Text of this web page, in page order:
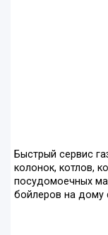
Быстрый сервис
колонок, котлов,
посудомоечных
бойлеров на дому